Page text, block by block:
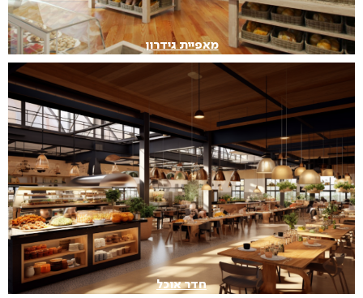
מאפיית גידרון
חדר אוכל